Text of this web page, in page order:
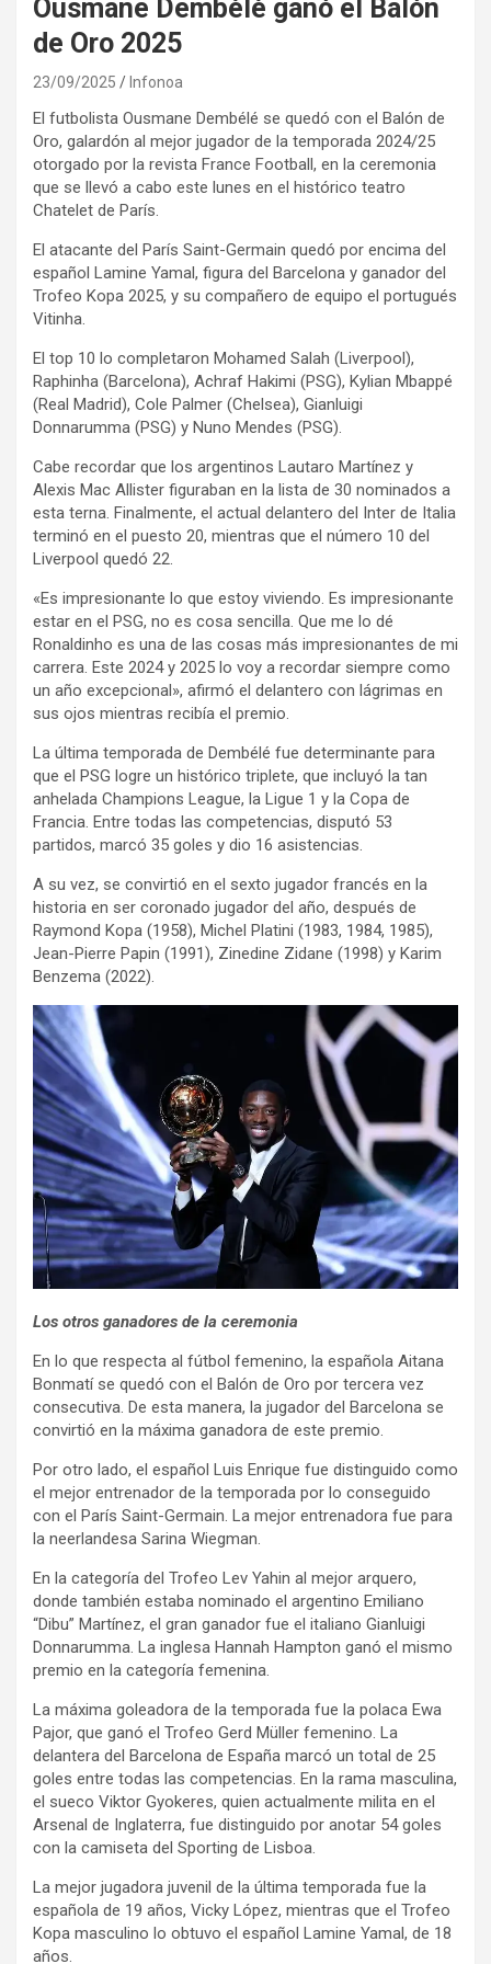
Ousmane Dembélé ganó el Balón
de Oro 2025
23/09/2025 Infonoa
El futbolista Ousmane Dembélé se quedó con el Balón de
Oro, galardón al mejor jugador de la temporada 2024/25
otorgado por la revista France Football, en la ceremonia
que se llevó a cabo este lunes en el histórico teatro
Chatelet de París.
El atacante del París Saint-Germain quedó por encima del
español Lamine Yamal, figura del Barcelona y ganador del
Trofeo Kopa 2025, y su compañero de equipo el portugués
Vitinha.
El top 10 lo completaron Mohamed Salah (Liverpool),
Raphinha (Barcelona), Achraf Hakimi (PSG), Kylian Mbappé
(Real Madrid), Cole Palmer (Chelsea), Gianluigi
Donnarumma (PSG) y Nuno Mendes (PSG).
Cabe recordar que los argentinos Lautaro Martínez y
Alexis Mac Allister figuraban en la lista de 30 nominados a
esta terna. Finalmente, el actual delantero del Inter de Italia
terminó en el puesto 20, mientras que el número 10 del
Liverpool quedó 22.
«Es impresionante lo que estoy viviendo. Es impresionante
estar en el PSG, no es cosa sencilla. Que me lo dé
Ronaldinho es una de las cosas más impresionantes de mi
carrera. Este 2024 y 2025 lo voy a recordar siempre como
un año excepcional», afirmó el delantero con lágrimas en
sus ojos mientras recibía el premio.
La última temporada de Dembélé fue determinante para
que el PSG logre un histórico triplete, que incluyó la tan
anhelada Champions League, la Ligue 1 y la Copa de
Francia. Entre todas las competencias, disputó 53
partidos, marcó 35 goles y dio 16 asistencias.
A su vez, se convirtió en el sexto jugador francés en la
historia en ser coronado jugador del año, después de
Raymond Kopa (1958), Michel Platini (1983, 1984, 1985),
Jean-Pierre Papin (1991), Zinedine Zidane (1998) y Karim
Benzema (2022).
Los otros ganadores de la ceremonia
En lo que respecta al fútbol femenino, la española Aitana
Bonmatí se quedó con el Balón de Oro por tercera vez
consecutiva. De esta manera, la jugador del Barcelona se
convirtió en la máxima ganadora de este premio.
Por otro lado, el español Luis Enrique fue distinguido como
el mejor entrenador de la temporada por lo conseguido
con el París Saint-Germain. La mejor entrenadora fue para
la neerlandesa Sarina Wiegman.
En la categoría del Trofeo Lev Yahin al mejor arquero,
donde también estaba nominado el argentino Emiliano
“Dibu” Martínez, el gran ganador fue el italiano Gianluigi
Donnarumma. La inglesa Hannah Hampton ganó el mismo
premio en la categoría femenina.
La máxima goleadora de la temporada fue la polaca Ewa
Pajor, que ganó el Trofeo Gerd Müller femenino. La
delantera del Barcelona de España marcó un total de 25
goles entre todas las competencias. En la rama masculina,
el sueco Viktor Gyokeres, quien actualmente milita en el
Arsenal de Inglaterra, fue distinguido por anotar 54 goles
con la camiseta del Sporting de Lisboa.
La mejor jugadora juvenil de la última temporada fue la
española de 19 años, Vicky López, mientras que el Trofeo
Kopa masculino lo obtuvo el español Lamine Yamal, de 18
años.